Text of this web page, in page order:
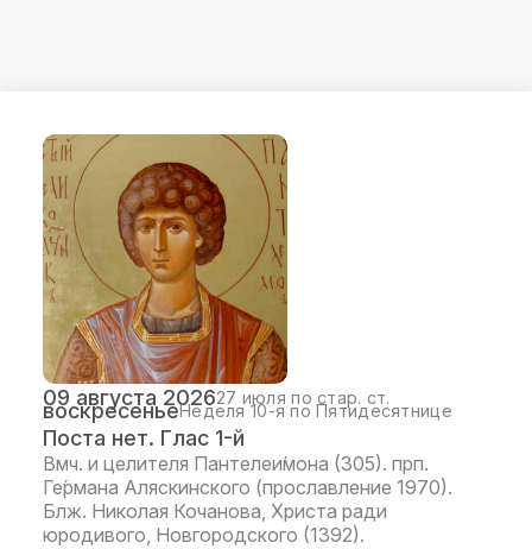
09 августа 202627 июля по стар. ст.
воскресеньеНеделя 10-я по Пятидесятнице
Поста нет. Глас 1-й
Вмч. и целителя Пантелеи́мона (305). прп.
Ге́рмана Аляскинского (прославление 1970).
Блж. Николая Кочанова, Христа ради
юродивого, Новгородского (1392).